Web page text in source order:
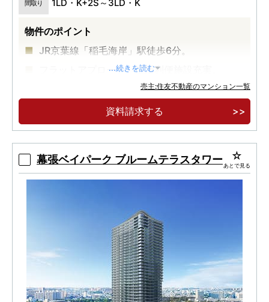
間取り 1LD・K+2S～3LD・K
物件のポイント
JR京葉線「稲毛海岸」駅徒歩6分。
フラットアプローチ、生活利便施設充実。
建物内モデルルームオープン。
...続きを読む
売主:住友不動産のマンション一覧
資料請求する
幕張ベイパーク ブルームテラスタワーあとで見る